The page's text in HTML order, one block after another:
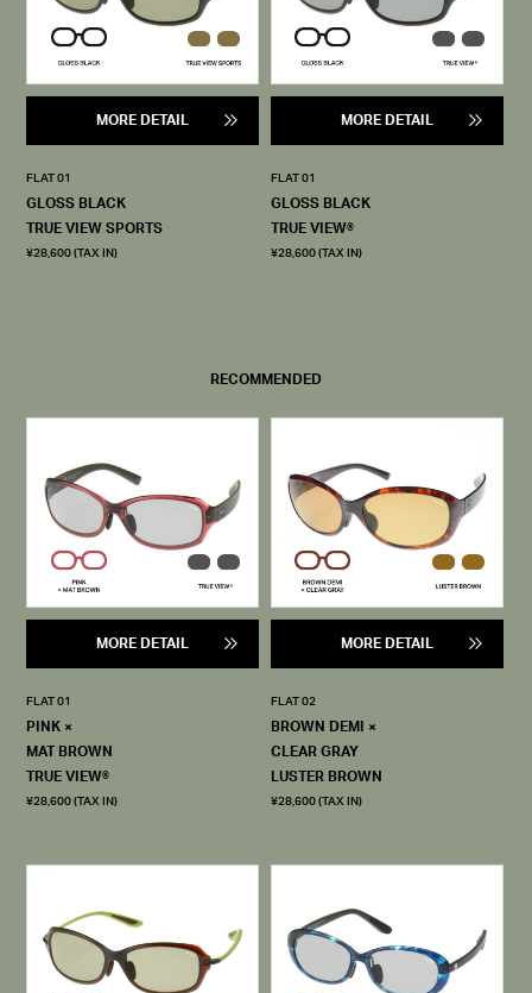
MORE DETAIL
FLAT 01
GLOSS BLACK
TRUE VIEW SPORTS
¥28,600 (TAX IN)
MORE DETAIL
FLAT 01
GLOSS BLACK
TRUE VIEW®
¥28,600 (TAX IN)
RECOMMENDED
MORE DETAIL
FLAT 01
PINK ×
MAT BROWN
TRUE VIEW®
¥28,600 (TAX IN)
MORE DETAIL
FLAT 02
BROWN DEMI ×
CLEAR GRAY
LUSTER BROWN
¥28,600 (TAX IN)